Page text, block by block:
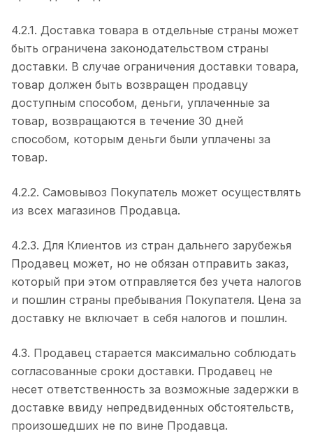
4.2.1. Доставка товара в отдельные страны может
быть ограничена законодательством страны
доставки. В случае ограничения доставки товара,
товар должен быть возвращен продавцу
доступным способом, деньги, уплаченные за
товар, возвращаются в течение 30 дней
способом, которым деньги были уплачены за
товар.
4.2.2. Самовывоз Покупатель может осуществлять
из всех магазинов Продавца.
4.2.3. Для Клиентов из стран дальнего зарубежья
Продавец может, но не обязан отправить заказ,
который при этом отправляется без учета налогов
и пошлин страны пребывания Покупателя. Цена за
доставку не включает в себя налогов и пошлин.
4.3. Продавец старается максимально соблюдать
согласованные сроки доставки. Продавец не
несет ответственность за возможные задержки в
доставке ввиду непредвиденных обстоятельств,
произошедших не по вине Продавца.